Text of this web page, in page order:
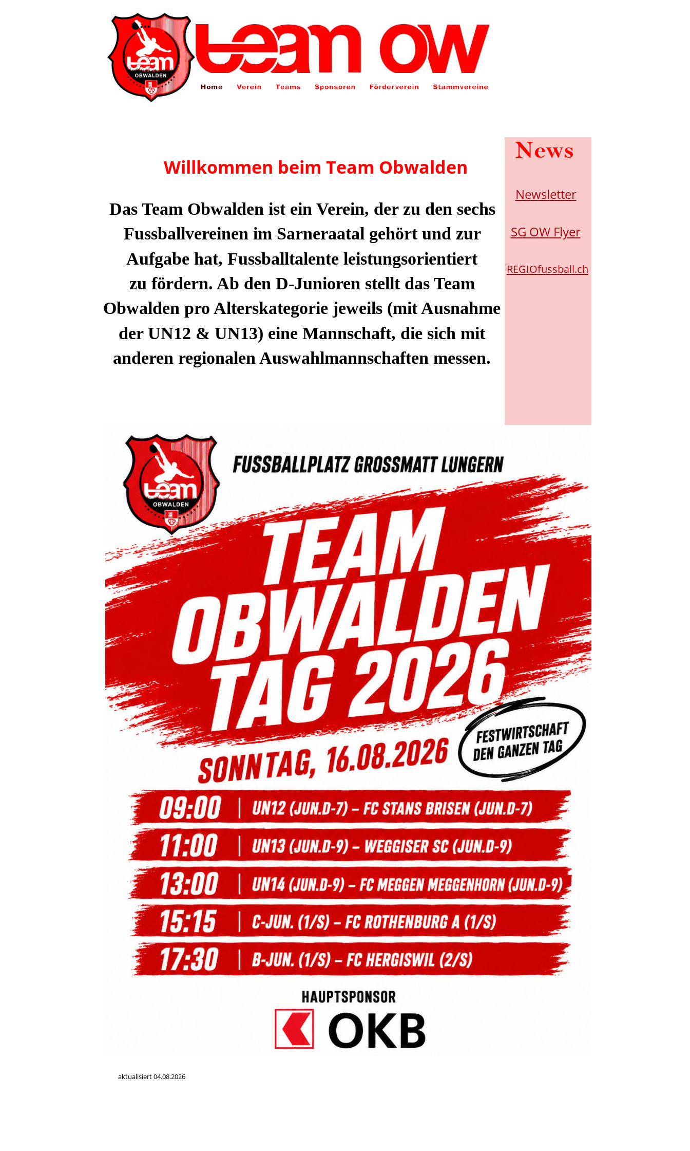
aktualisiert 04.08.2026
...
zurück
Willkommen beim Team Obwalden
News
Newsletter
REGIOfussball.ch
SG OW Flyer
Das Team Obwalden ist ein Verein, der zu den sechs
Fussballvereinen im Sarneraatal gehört und zur
Aufgabe hat, Fussballtalente leistungsorientiert
zu fördern. Ab den D-Junioren stellt das Team
Obwalden pro Alterskategorie jeweils (mit Ausnahme
der UN12 & UN13) eine Mannschaft, die sich mit
anderen regionalen Auswahlmannschaften messen.